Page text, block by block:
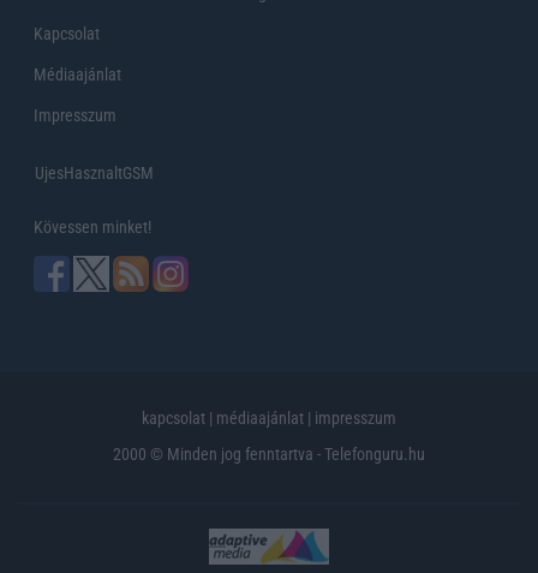
Kapcsolat
Médiaajánlat
Impresszum
UjesHasznaltGSM
Kövessen minket!
kapcsolat | médiaajánlat | impresszum
2000 © Minden jog fenntartva - Telefonguru.hu